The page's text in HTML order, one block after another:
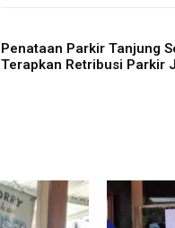
Penataan Parkir Tanjung
Terapkan Retribusi Parkir